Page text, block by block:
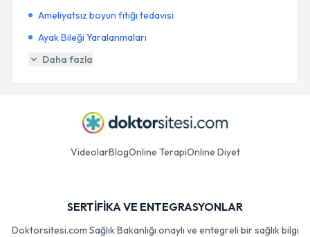
Ameliyatsız boyun fıtığı tedavisi
Ayak Bileği Yaralanmaları
Daha fazla
VideolarBlogOnline TerapiOnline Diyet
SERTİFİKA VE ENTEGRASYONLAR
Doktorsitesi.com Sağlık Bakanlığı onaylı ve entegreli bir sağlık bilgi